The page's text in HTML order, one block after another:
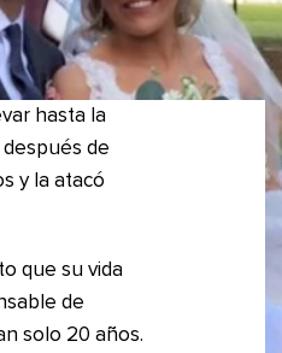
hasta la
de
y la atacó
que su vida
de
solo 20 años.